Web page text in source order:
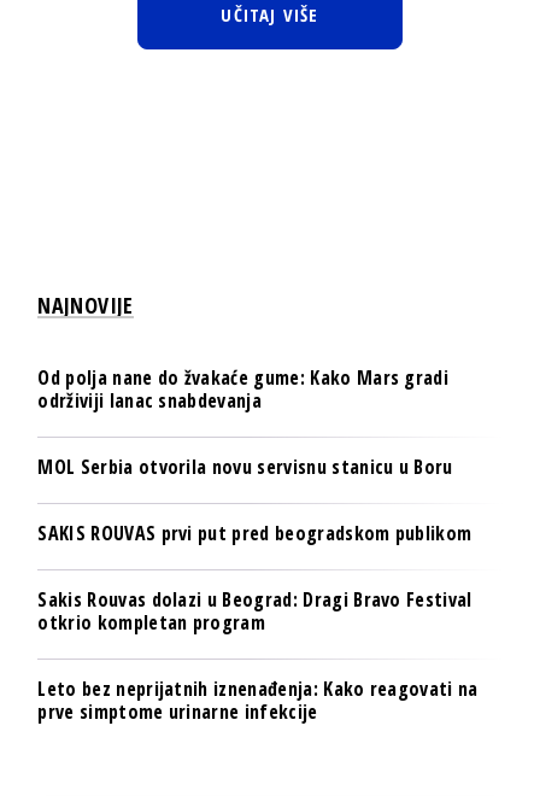
UČITAJ VIŠE
NAJNOVIJE
Od polja nane do žvakaće gume: Kako Mars gradi
održiviji lanac snabdevanja
MOL Serbia otvorila novu servisnu stanicu u Boru
SAKIS ROUVAS prvi put pred beogradskom publikom
Sakis Rouvas dolazi u Beograd: Dragi Bravo Festival
otkrio kompletan program
Leto bez neprijatnih iznenađenja: Kako reagovati na
prve simptome urinarne infekcije